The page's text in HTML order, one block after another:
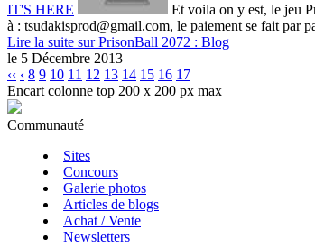
IT'S HERE
Et voila on y est, le jeu
à : tsudakisprod@gmail.com, le paiement se fait par
Lire la suite sur PrisonBall 2072 : Blog
le 5 Décembre 2013
‹‹ ‹ 8 9 10 11 12 13 14 15 16 17
Encart colonne top 200 x 200 px max
Communauté
Sites
Concours
Galerie photos
Articles de blogs
Achat / Vente
Newsletters